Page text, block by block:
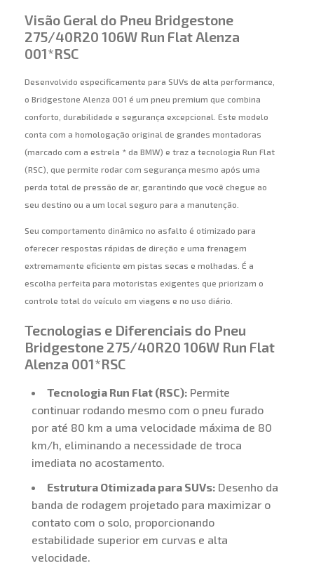
Visão Geral do Pneu Bridgestone
275/40R20 106W Run Flat Alenza
001*RSC
Desenvolvido especificamente para SUVs de alta performance,
o Bridgestone Alenza 001 é um pneu premium que combina
conforto, durabilidade e segurança excepcional. Este modelo
conta com a homologação original de grandes montadoras
(marcado com a estrela * da BMW) e traz a tecnologia Run Flat
(RSC), que permite rodar com segurança mesmo após uma
perda total de pressão de ar, garantindo que você chegue ao
seu destino ou a um local seguro para a manutenção.
Seu comportamento dinâmico no asfalto é otimizado para
oferecer respostas rápidas de direção e uma frenagem
extremamente eficiente em pistas secas e molhadas. É a
escolha perfeita para motoristas exigentes que priorizam o
controle total do veículo em viagens e no uso diário.
Tecnologias e Diferenciais do Pneu
Bridgestone 275/40R20 106W Run Flat
Alenza 001*RSC
Tecnologia Run Flat (RSC): Permite
continuar rodando mesmo com o pneu furado
por até 80 km a uma velocidade máxima de 80
km/h, eliminando a necessidade de troca
imediata no acostamento.
Estrutura Otimizada para SUVs: Desenho da
banda de rodagem projetado para maximizar o
contato com o solo, proporcionando
estabilidade superior em curvas e alta
velocidade.